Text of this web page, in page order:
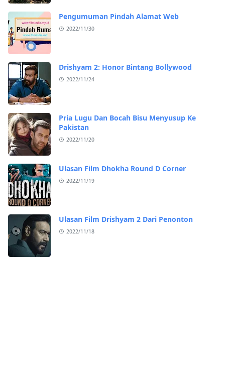
Pengumuman Pindah Alamat Web
2022/11/30
Drishyam 2: Honor Bintang Bollywood
2022/11/24
Pria Lugu Dan Bocah Bisu Menyusup Ke
Pakistan
2022/11/20
Ulasan Film Dhokha Round D Corner
2022/11/19
Ulasan Film Drishyam 2 Dari Penonton
2022/11/18